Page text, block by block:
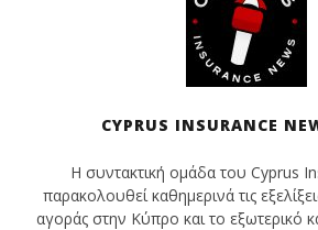
CYPRUS INSURANCE
Η συντακτική ομάδα του Cyprus
παρακολουθεί καθημερινά τις
αγοράς στην Κύπρο και το εξωτερικό